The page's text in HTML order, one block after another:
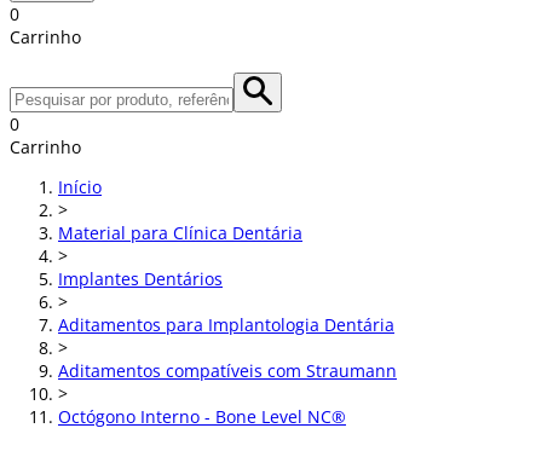
0
Carrinho
0
Carrinho
Início
>
Material para Clínica Dentária
>
Implantes Dentários
>
Aditamentos para Implantologia Dentária
>
Aditamentos compatíveis com Straumann
>
Octógono Interno - Bone Level NC®